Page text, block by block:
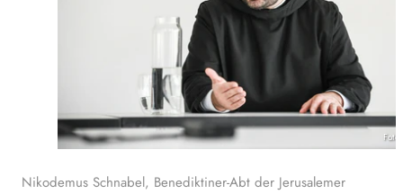
Nikodemus Schnabel, Benediktiner-Abt der Jerusalemer